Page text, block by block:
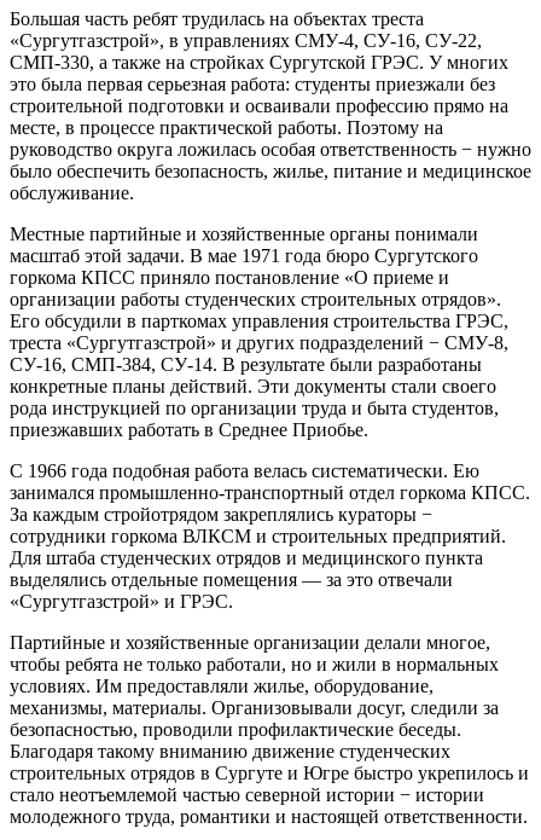
Большая часть ребят трудилась на объектах треста
«Сургутгазстрой», в управлениях СМУ-4, СУ-16, СУ-22,
СМП-330, а также на стройках Сургутской ГРЭС. У многих
это была первая серьезная работа: студенты приезжали без
строительной подготовки и осваивали профессию прямо на
месте, в процессе практической работы. Поэтому на
руководство округа ложилась особая ответственность − нужно
было обеспечить безопасность, жилье, питание и медицинское
обслуживание.
Местные партийные и хозяйственные органы понимали
масштаб этой задачи. В мае 1971 года бюро Сургутского
горкома КПСС приняло постановление «О приеме и
организации работы студенческих строительных отрядов».
Его обсудили в парткомах управления строительства ГРЭС,
треста «Сургутгазстрой» и других подразделений − СМУ-8,
СУ-16, СМП-384, СУ-14. В результате были разработаны
конкретные планы действий. Эти документы стали своего
рода инструкцией по организации труда и быта студентов,
приезжавших работать в Среднее Приобье.
С 1966 года подобная работа велась систематически. Ею
занимался промышленно-транспортный отдел горкома КПСС.
За каждым стройотрядом закреплялись кураторы −
сотрудники горкома ВЛКСМ и строительных предприятий.
Для штаба студенческих отрядов и медицинского пункта
выделялись отдельные помещения — за это отвечали
«Сургутгазстрой» и ГРЭС.
Партийные и хозяйственные организации делали многое,
чтобы ребята не только работали, но и жили в нормальных
условиях. Им предоставляли жилье, оборудование,
механизмы, материалы. Организовывали досуг, следили за
безопасностью, проводили профилактические беседы.
Благодаря такому вниманию движение студенческих
строительных отрядов в Сургуте и Югре быстро укрепилось и
стало неотъемлемой частью северной истории − истории
молодежного труда, романтики и настоящей ответственности.